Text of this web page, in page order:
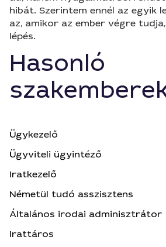
hibát. Szerintem ennél az egyik
az, amikor az ember végre
lépés.
Hasonló
Ügykezelő
Ügyviteli ügyintéző
Iratkezelő
Németül tudó asszisztens
Általános irodai adminisztrátor
Irattáros